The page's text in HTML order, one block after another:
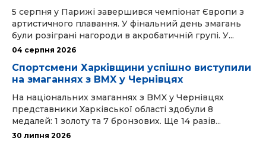
5 серпня у Парижі завершився чемпіонат Європи з
артистичного плавання. У фінальний день змагань
були розіграні нагороди в акробатичній групі. У...
04 серпня 2026
Спортсмени Харківщини успішно виступили
на змаганнях з BMX у Чернівцях
На національних змаганнях з BMX у Чернівцях
представники Харківської області здобули 8
медалей: 1 золоту та 7 бронзових. Ще 14 разів...
30 липня 2026